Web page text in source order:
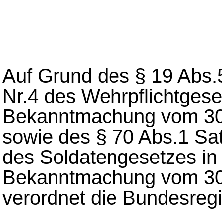
Auf Grund des § 19
Nr.4 des
Bekanntmachung vom
sowie des § 70 Abs.1
des Soldatengesetzes
Bekanntmachung vom
verordnet die